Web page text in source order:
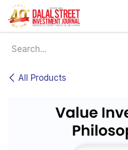
Skip to Content
All Products